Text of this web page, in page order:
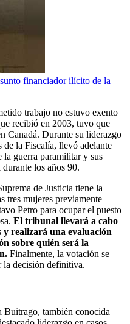
financiador ilícito de la
trabajo no estuvo exento
recibió en 2003, tuvo que
Canadá. Durante su liderazgo
la Fiscalía, llevó adelante
la guerra paramilitar y sus
los años 90.
de Justicia tiene la
tres mujeres previamente
Petro para ocupar el puesto
El tribunal llevará a cabo
y realizará una evaluación
sobre quién será la
Finalmente, la votación se
la decisión definitiva.
también conocida